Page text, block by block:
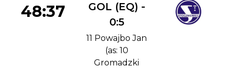
48:37
GOL (EQ) -
0:5
11 Powajbo Jan
(as: 10
Gromadzki